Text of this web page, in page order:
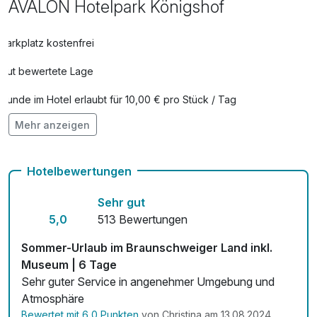
Zeit von 18.00 Uhr bis 20.00 Uhr zusammen mit den
als 3-Gang-Menü oder kalt/warmes Buffet. Sollte einer der
Tag statt, da unser Restaurant am Sonntag nicht geöffnet
ist.
** Hin- und Rückfahrt nach Wolfsburg in Eigenregie
AVALON Hotelpark Königshof
Parkplatz kostenfrei
Gut bewertete Lage
Hunde im Hotel erlaubt für 10,00 € pro Stück / Tag
Auch vegetarische Speisen
Zimmerservice verfügbar
Mit Hotelbar
Mehr anzeigen
Hotelbewertungen
5,0
Sehr gut
513 Bewertungen
Sommer-Urlaub im Braunschweiger Land inkl.
Museum | 6 Tage
Sehr guter Service in angenehmer Umgebung und
Atmosphäre
Bewertet mit 6,0 Punkten von Christina am 13.08.2024